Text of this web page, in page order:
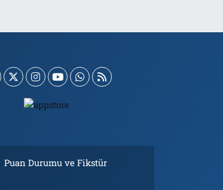
Puan Durumu ve Fikstür